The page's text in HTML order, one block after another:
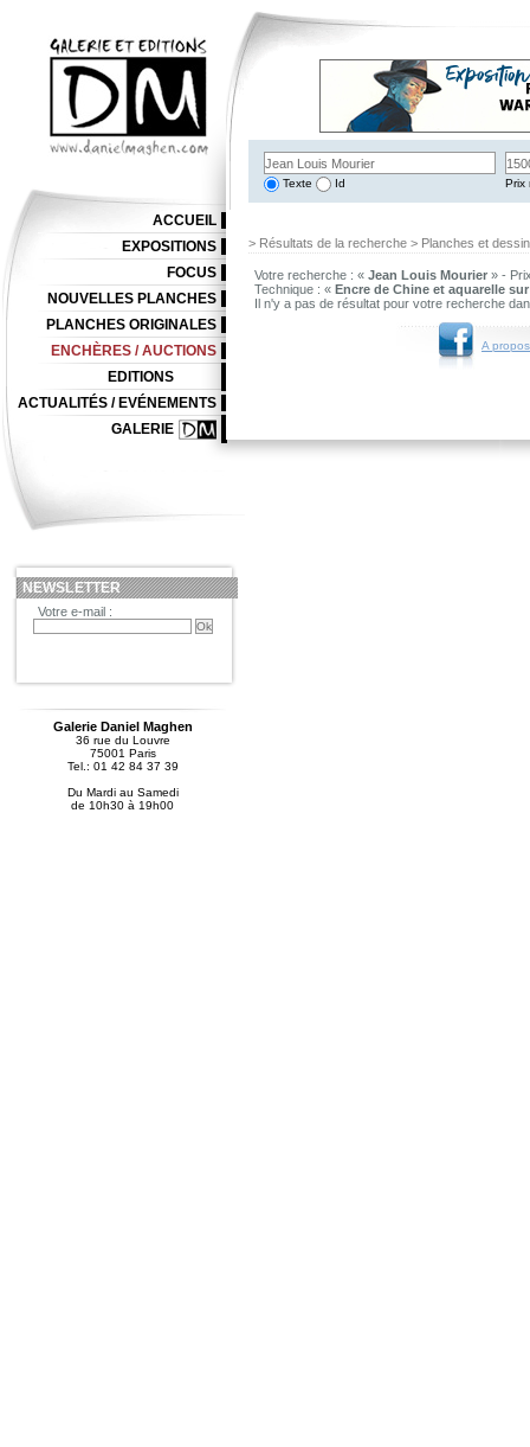
Texte Id Prix
> Résultats de la recherche > Planches et
Votre recherche : « Jean Louis Mourier » -
Technique : « Encre de Chine et aquarelle
Il n'y a pas de résultat pour votre recherche
A
ACCUEIL
EXPOSITIONS
FOCUS
NOUVELLES PLANCHES
PLANCHES ORIGINALES
ENCHÈRES / AUCTIONS
EDITIONS
ACTUALITÉS / EVÉNEMENTS
GALERIE
NEWSLETTER
Votre e-mail :
Galerie Daniel Maghen
36 rue du Louvre
75001 Paris
Tel.: 01 42 84 37 39
Du Mardi au Samedi
de 10h30 à 19h00